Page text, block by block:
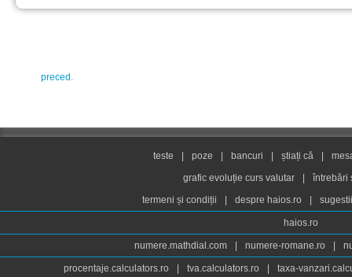
preced.
teste poze bancuri știați că
grafic evoluție curs valutar
întrebări
termeni și condiții
despre haios.ro
haios.ro
numere.mathdial.com numere-romane.ro
procentaje.calculators.ro tva.calculators.ro taxa-